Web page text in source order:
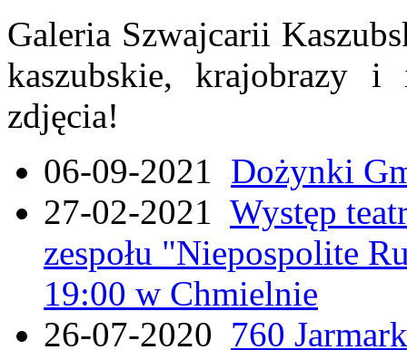
Galeria Szwajcarii
kaszubskie, krajobrazy
zdjęcia!
06-09-2021 Dożynki
27-02-2021 Występ
zespołu "Niepospolite
19:00 w Chmielnie
26-07-2020 760